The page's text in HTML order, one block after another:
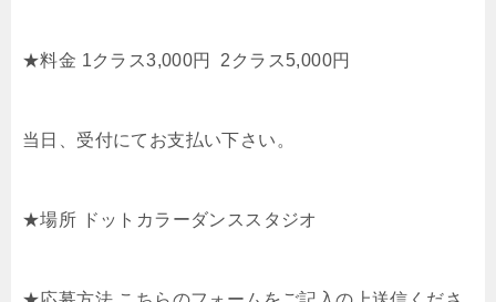
★料金 1クラス3,000円 2クラス5,000円
当日、受付にてお支払い下さい。
★場所 ドットカラーダンススタジオ